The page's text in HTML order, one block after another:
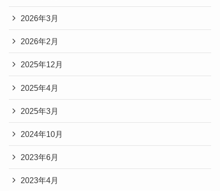
2026年3月
2026年2月
2025年12月
2025年4月
2025年3月
2024年10月
2023年6月
2023年4月